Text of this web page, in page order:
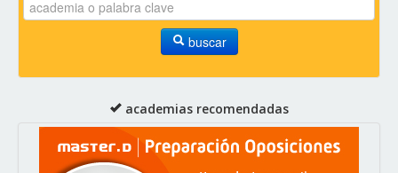
buscar
academias recomendadas